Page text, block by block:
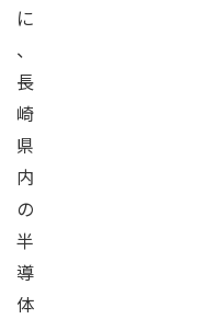
に
、
長
崎
県
内
の
半
導
体